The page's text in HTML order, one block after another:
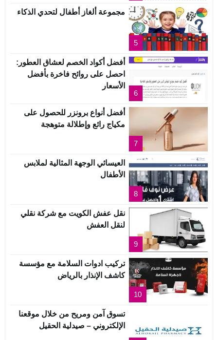
5
مجموعة ألغاز أطفال لتحدي الذكاء
6
أفضل أكواد الخصم لعشاق العطور:
احصل على روائح فاخرة بأفضل
الأسعار
7
أفضل أنواع برونزر للحصول على
مكياج رائع وإطلالة متوهجة
8
العيسائي الوجهة المثالية لملابس
الأطفال
9
نقل عفش الكويت مع شركة نقلي
لنقل العفش
10
تركيب ادوات السلامة مع مؤسسة
كاشف الإنذار بالرياض
تسوق آمن ومريح من خلال موقعنا
الإلكتروني – صيدلية الحقيل